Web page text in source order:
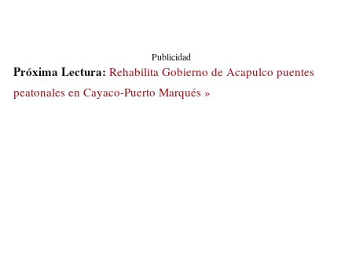
Publicidad
Próxima Lectura: Rehabilita Gobierno de Acapulco puentes
peatonales en Cayaco-Puerto Marqués »